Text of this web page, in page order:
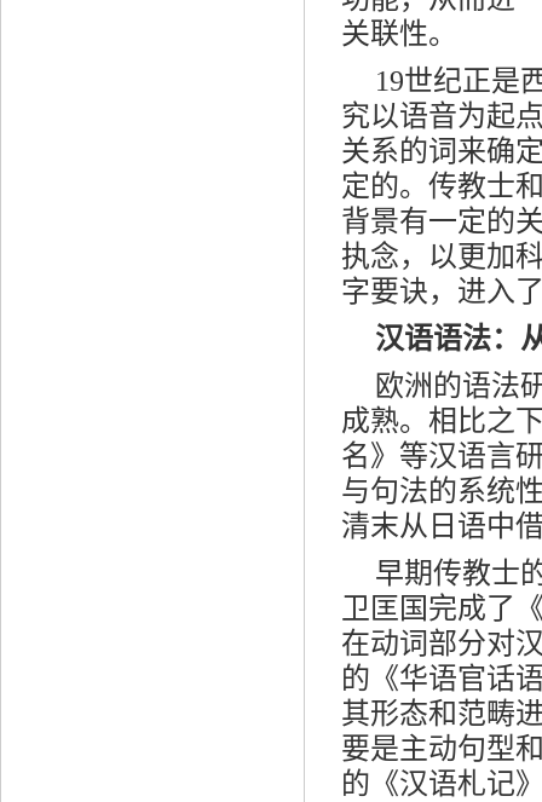
关联性。
19世纪正是
究以语音为起
关系的词来确
定的。传教士
背景有一定的
执念，以更加
字要诀，进入
汉语语法：
欧洲的语法
成熟。相比之
名》等汉语言
与句法的系统
清末从日语中
早期传教士
卫匡国完成了
在动词部分对
的《华语官话
其形态和范畴
要是主动句型
的《汉语札记